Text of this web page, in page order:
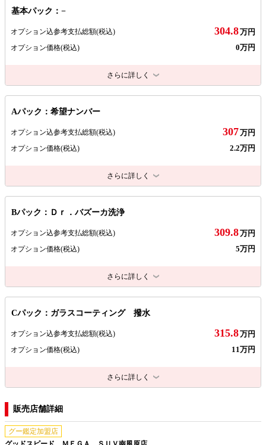
基本パック：−
オプション込参考支払総額(税込) 304.8万円
オプション価格(税込) 0万円
さらに詳しく
Aパック：希望ナンバー
オプション込参考支払総額(税込) 307万円
オプション価格(税込) 2.2万円
さらに詳しく
Bパック：Ｄｒ．バズーカ洗浄
オプション込参考支払総額(税込) 309.8万円
オプション価格(税込) 5万円
さらに詳しく
Cパック：ガラスコーティング 撥水
オプション込参考支払総額(税込) 315.8万円
オプション価格(税込) 11万円
さらに詳しく
販売店舗詳細
グー鑑定加盟店